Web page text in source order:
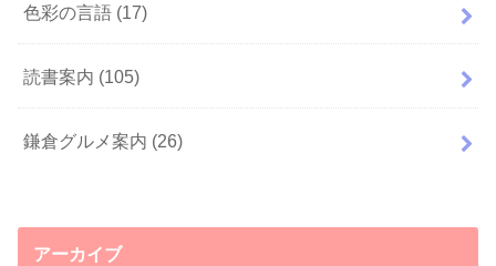
色彩の言語 (17)
読書案内 (105)
鎌倉グルメ案内 (26)
アーカイブ